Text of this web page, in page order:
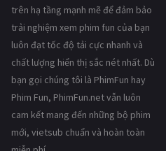
trên hạ tầng mạnh mẽ để đảm bảo
trải nghiệm xem phim fun của bạn
luôn đạt tốc độ tải cực nhanh và
chất lượng hiển thị sắc nét nhất. Dù
bạn gọi chúng tôi là PhimFun hay
Phim Fun, PhimFun.net vẫn luôn
cam kết mang đến những bộ phim
mới, vietsub chuẩn và hoàn toàn